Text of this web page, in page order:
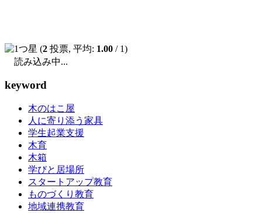
(2 投票, 平均: 1.00 / 1)
読み込み中...
keyword
木のはこ屋
人に寄り添う家具
学生起業支援
木育
木箱
学びと居場所
スタートアップ教育
ものづくり教育
地域連携教育